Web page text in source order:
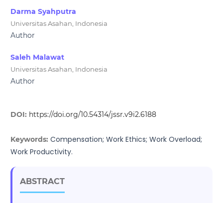
Darma Syahputra
Universitas Asahan, Indonesia
Author
Saleh Malawat
Universitas Asahan, Indonesia
Author
DOI: https://doi.org/10.54314/jssr.v9i2.6188
Keywords: Compensation; Work Ethics; Work Overload;
Work Productivity.
ABSTRACT